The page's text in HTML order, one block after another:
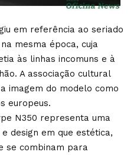
em referência ao seriado
mesma época, cuja
às linhas incomuns e à
A associação cultural
imagem do modelo como
europeus.
N350 representa uma
design em que estética,
se combinam para